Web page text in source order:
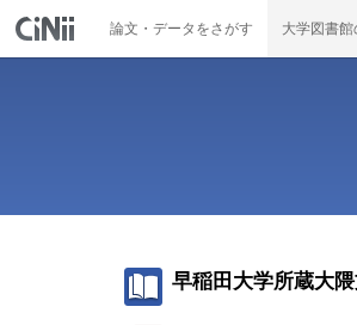
論文・データをさがす 大学図書
早稲田大学所蔵大